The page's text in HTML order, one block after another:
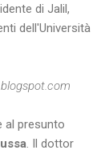
di Jalil,
dell'Università
al presunto
. Il dottor